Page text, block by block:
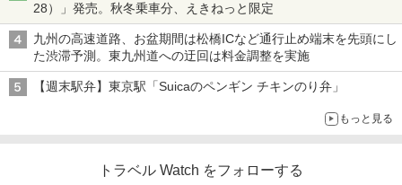
28）」発売。秋冬乗車分、えきねっと限定
九州の高速道路、お盆期間は松橋ICなど通行止め端末を先頭にし
た渋滞予測。東九州道への迂回は料金調整を実施
【週末駅弁】東京駅「Suicaのペンギン チキンのり弁」
もっと見る
トラベル Watch をフォローする